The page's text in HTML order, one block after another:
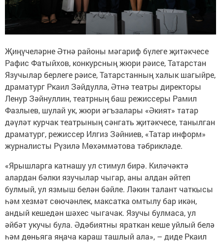
Җиңүчеләрне Әтнә районы мәгариф бүлеге җитәкчесе
Рафис Фатыйхов, конкурсның жюри рәисе, Татарстан
Язучылар берлеге рәисе, Татарстанның халык шагыйре,
драматург Ркаил Зәйдулла, Әтнә театры директоры
Ленур Зәйнуллин, театрның баш режиссеры Рамил
Фазлыев, шулай ук, жюри әгъзалары «Әкият» татар
дәүләт курчак театрының сәнгать җитәкчесе, танылган
драматург, режиссер Илгиз Зәйниев, «Татар информ»
журналисты Рүзилә Мөхәммәтова тәбрикләде.
«Ярышларга катнашу ул стимул бирә. Киләчәктә
алардан бәлки язучылар чыгар, аны алдан әйтеп
булмый, ул язмыш белән бәйле. Ләкин талант чаткысы
һәм хезмәт сөючәнлек, максатка омтылу бар икән,
андый кешедән шәхес чыгачак. Язучы булмаса, ул
әйбәт укучы була. Әдәбиятны яраткан кеше уйлый белә
һәм дөньяга яңача караш ташлый ала», – диде Ркаил